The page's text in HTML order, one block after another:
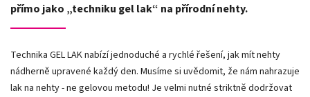
přímo jako „techniku gel lak“ na přírodní nehty.
Technika GEL LAK nabízí jednoduché a rychlé řešení, jak mít nehty
nádherně upravené každý den. Musíme si uvědomit, že nám nahrazuje
lak na nehty - ne gelovou metodu! Je velmi nutné striktně dodržovat